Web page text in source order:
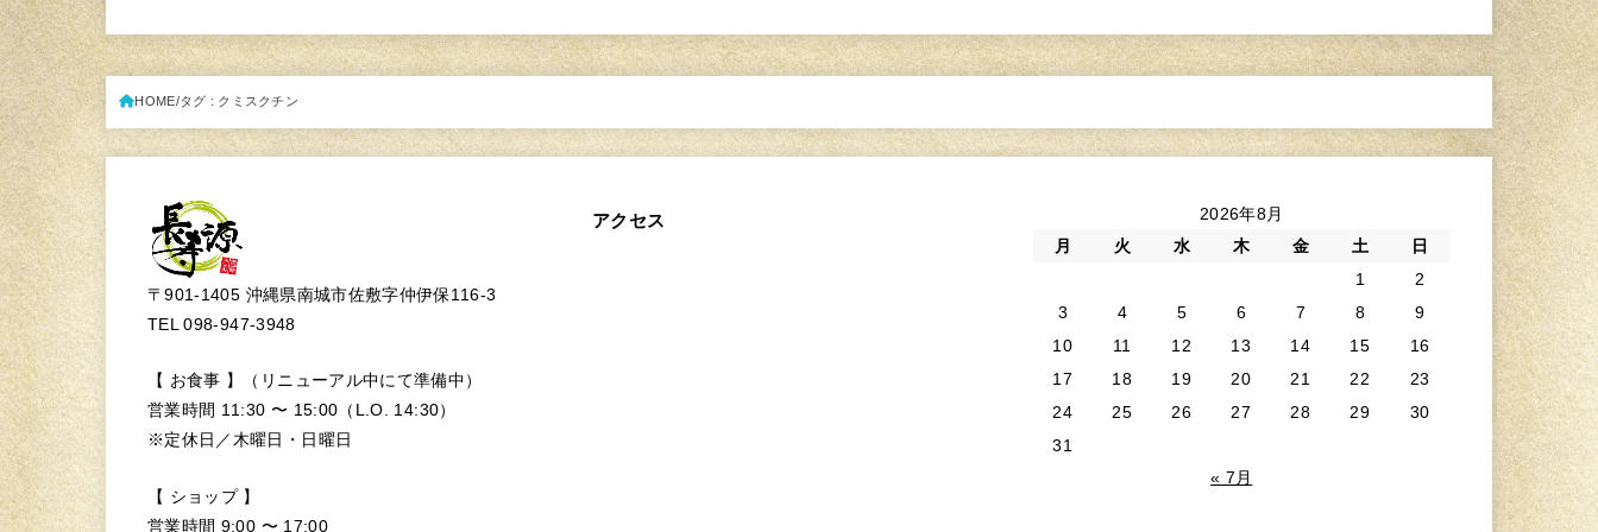
HOME タグ : クミスクチン
〒901-1405 沖縄県南城市佐敷字仲伊保116-3
TEL 098-947-3948
【 お食事 】（リニューアル中にて準備中）
営業時間 11:30 〜 15:00（L.O. 14:30）
※定休日／木曜日・日曜日
【 ショップ 】
営業時間 9:00 〜 17:00
アクセス
2026年8月
月
火 水 木 金 土
日
1
2
3
4 5 6 7 8
9
10
11 12 13 14 15
16
17
18 19 20 21 22
23
24
25 26 27 28 29
30
31
« 7月